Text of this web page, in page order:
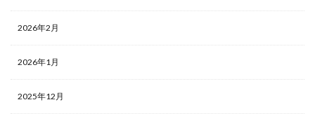
2026年2月
2026年1月
2025年12月